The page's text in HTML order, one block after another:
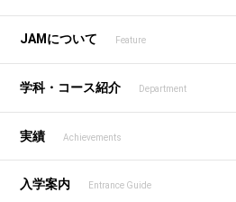
JAMについて Feature
学科・コース紹介 Department
実績 Achievements
入学案内 Entrance Guide